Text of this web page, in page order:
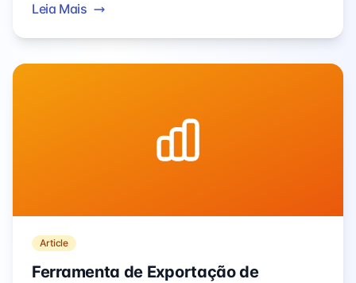
Leia Mais
Article
Ferramenta de Exportação de